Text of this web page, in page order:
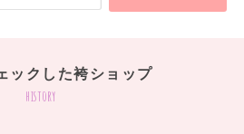
ックした袴ショップ
history